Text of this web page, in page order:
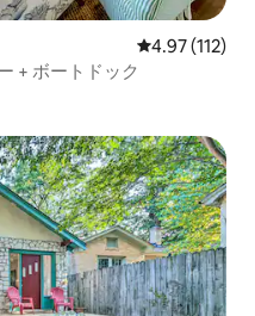
レビュー112
4.97 (112)
+ ボートドック